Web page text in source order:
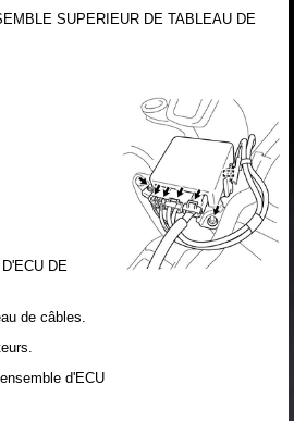
SUPERIEUR DE TABLEAU DE
DE
de câbles.
d'ECU